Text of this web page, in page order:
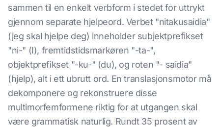
sammen til en enkelt verbform i stedet for uttrykt
gjennom separate hjelpeord. Verbet "nitakusaidia"
(jeg skal hjelpe deg) inneholder subjektprefikset
"ni-" (I), fremtidstidsmarkøren "-ta-",
objektprefikset "-ku-" (du), og roten "- saidia"
(hjelp), alt i ett ubrutt ord. En translasjonsmotor må
dekomponere og rekonstruere disse
multimorfemformene riktig for at utgangen skal
være grammatisk naturlig. Rundt 35 prosent av